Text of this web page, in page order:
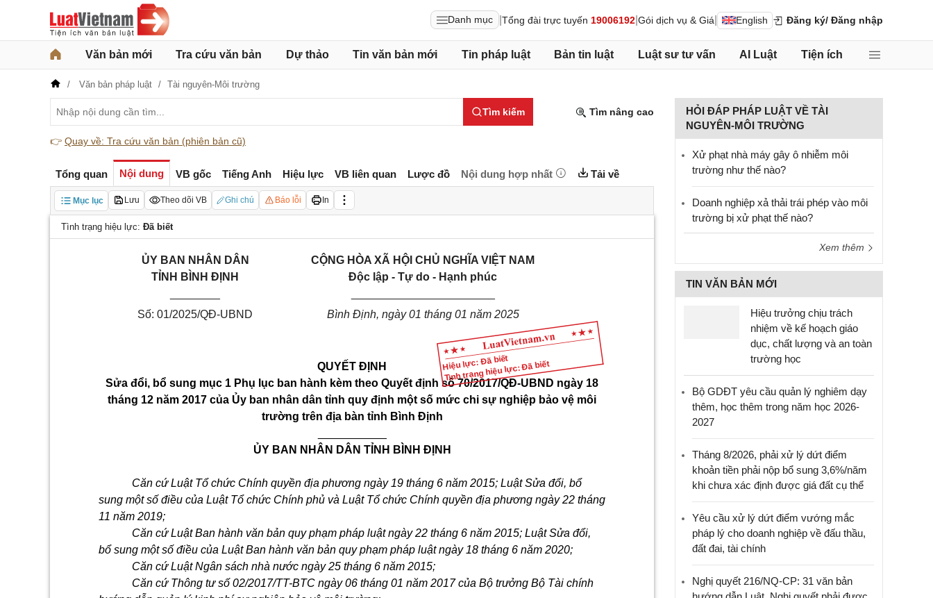
Danh mục Tổng đài trực tuyến 19006192 Gói dịch vụ & Giá English Đăng ký/ Đăng nhập
Văn bản mới Tra cứu văn bản Dự thảo Tin văn bản mới Tin pháp luật Bản tin luật Luật sư tư vấn AI Luật Tiện ích
Văn bản pháp luật Tài nguyên-Môi trường
Tìm kiếm Tìm nâng cao
👉 Quay về: Tra cứu văn bản (phiên bản cũ)
Tổng quan Nội dung VB gốc Tiếng Anh Hiệu lực VB liên quan Lược đồ Nội dung hợp nhất Tải về
Mục lục Lưu Theo dõi VB Ghi chú Báo lỗi In
Tình trạng hiệu lực: Đã biết
Hiệu lực: Đã biết
Tình trạng hiệu lực: Đã biết
ỦY BAN NHÂN DÂN
TỈNH BÌNH ĐỊNH
CỘNG HÒA XÃ HỘI CHỦ NGHĨA VIỆT NAM
Độc lập - Tự do - Hạnh phúc
Số: 01/2025/QĐ-UBND
Bình Định, ngày 01 tháng 01 năm 2025
QUYẾT ĐỊNH
Sửa đổi, bổ sung mục 1 Phụ lục ban hành kèm theo Quyết định số 70/2017/QĐ-UBND ngày 18
tháng 12 năm 2017 của Ủy ban nhân dân tỉnh quy định một số mức chi sự nghiệp bảo vệ môi
trường trên địa bàn tỉnh Bình Định
ỦY BAN NHÂN DÂN TỈNH BÌNH ĐỊNH
Căn cứ Luật Tổ chức Chính quyền địa phương ngày 19 tháng 6 năm 2015; Luật Sửa đổi, bổ
sung một số điều của Luật Tổ chức Chính phủ và Luật Tổ chức Chính quyền địa phương ngày 22 tháng
11 năm 2019;
Căn cứ Luật Ban hành văn bản quy phạm pháp luật ngày 22 tháng 6 năm 2015; Luật Sửa đổi,
bổ sung một số điều của Luật Ban hành văn bản quy phạm pháp luật ngày 18 tháng 6 năm 2020;
Căn cứ Luật Ngân sách nhà nước ngày 25 tháng 6 năm 2015;
Căn cứ Thông tư số 02/2017/TT-BTC ngày 06 tháng 01 năm 2017 của Bộ trưởng Bộ Tài chính
HỎI ĐÁP PHÁP LUẬT VỀ TÀI
NGUYÊN-MÔI TRƯỜNG
Xử phạt nhà máy gây ô nhiễm môi
trường như thế nào?
Doanh nghiệp xả thải trái phép vào môi
trường bị xử phạt thế nào?
Xem thêm
TIN VĂN BẢN MỚI
Hiệu trưởng chịu trách
nhiệm về kế hoạch giáo
dục, chất lượng và an toàn
trường học
Bộ GDĐT yêu cầu quản lý nghiêm dạy
thêm, học thêm trong năm học 2026-
2027
Tháng 8/2026, phải xử lý dứt điểm
khoản tiền phải nộp bổ sung 3,6%/năm
khi chưa xác định được giá đất cụ thể
Yêu cầu xử lý dứt điểm vướng mắc
pháp lý cho doanh nghiệp về đấu thầu,
đất đai, tài chính
Nghị quyết 216/NQ-CP: 31 văn bản